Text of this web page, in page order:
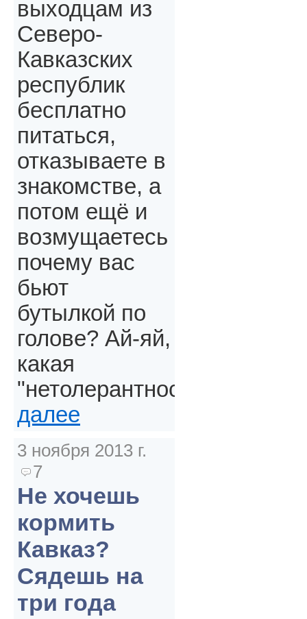
выходцам из
Северо-
Кавказских
республик
бесплатно
питаться,
отказываете в
знакомстве, а
потом ещё и
возмущаетесь
почему вас
бьют
бутылкой по
голове? Ай-яй,
какая
"нетолерантность".
далее
3 ноября 2013 г.
7
Не хочешь
кормить
Кавказ?
Сядешь на
три года